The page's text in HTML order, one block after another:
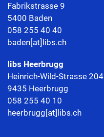
Fabrikstrasse 9
5400 Baden
058 255 40 40
baden[at]libs.ch
libs Heerbrugg
Heinrich-Wild-Strasse 204
9435 Heerbrugg
058 255 40 10
heerbrugg[at]libs.ch